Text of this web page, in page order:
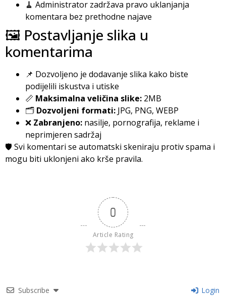
🧹 Administrator zadržava pravo uklanjanja
komentara bez prethodne najave
🖼️ Postavljanje slika u
komentarima
📌 Dozvoljeno je dodavanje slika kako biste
podijelili iskustva i utiske
📏 Maksimalna veličina slike: 2MB
🗂️ Dozvoljeni formati: JPG, PNG, WEBP
❌ Zabranjeno: nasilje, pornografija, reklame i
neprimjeren sadržaj
🛡️ Svi komentari se automatski skeniraju protiv spama i
mogu biti uklonjeni ako krše pravila.
0
Article Rating
Subscribe Login